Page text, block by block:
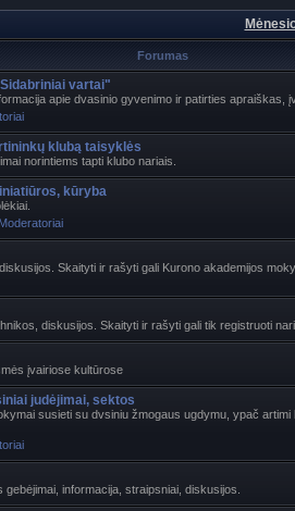
Forumas
vartai"
apie dvasinio gyvenimo ir patirties apraiškas,
klubą taisyklės
norintiems tapti klubo nariais.
kūryba
Moderatoriai
Skaityti ir rašyti gali Kurono akademijos
diskusijos. Skaityti ir rašyti gali tik registruoti
įvairiose kultūrose
judėjimai, sektos
susieti su dvsiniu žmogaus ugdymu, ypač
gebėjimai, informacija, straipsniai, diskusijos.